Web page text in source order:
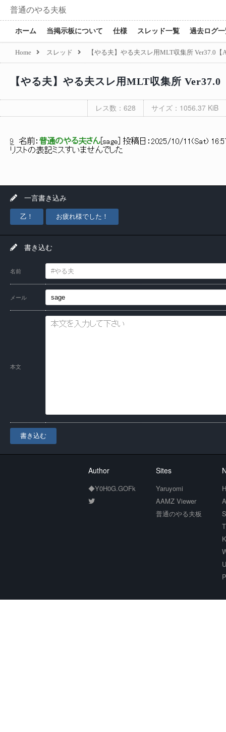
普通のやる夫板
ホーム 当掲示板について 仕様 スレッド一覧 過去ログ
Home スレッド 【やる夫】やる夫スレ用MLT収集所 Ver37.0【
【やる夫】やる夫スレ用MLT収集所 Ver37.0
レス数：628 サイズ：1056.37 KiB
9 名前： 普通のやる夫さん sage ] 投稿日： 2025/10/11(Sat)
リストの表記ミスすいませんでした
一言書き込み
乙！ お疲れ様でした！
書き込む
名前
メール
本文
書き込む
Author
◆Y0H0G.GOFk
Sites
Yaruyomi
AAMZ Viewer
普通のやる夫板